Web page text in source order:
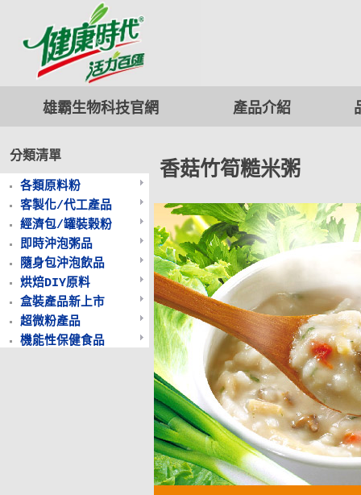
雄霸生物科技官網 產品介紹
分類清單
各類原料粉
客製化/代工產品
經濟包/罐裝榖粉
即時沖泡粥品
隨身包沖泡飲品
烘焙DIY原料
盒裝產品新上市
超微粉產品
機能性保健食品
香菇竹筍糙米粥